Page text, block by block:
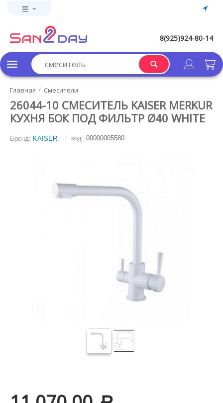
8(925)924-80-14
Главная / Смесители
26044-10 СМЕСИТЕЛЬ KAISER MERKUR
КУХНЯ БОК ПОД ФИЛЬТР Ø40 WHITE
Бренд: KAISER код: 00000005580